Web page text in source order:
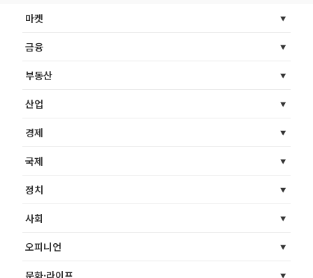
마켓
금융
부동산
산업
경제
국제
정치
사회
오피니언
문화·라이프